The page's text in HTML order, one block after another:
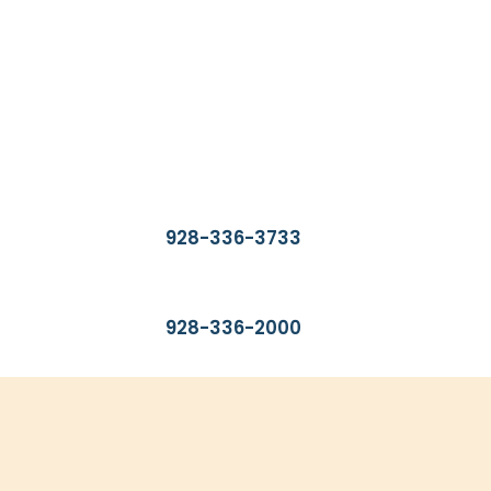
928-336-3733
928-336-2000